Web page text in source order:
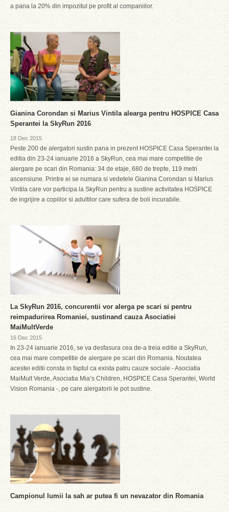
a pana la 20% din impozitul pe profit al companiilor.
Gianina Corondan si Marius Vintila alearga pentru HOSPICE Casa
Sperantei la SkyRun 2016
18 Dec 2015
Peste 200 de alergatori sustin pana in prezent HOSPICE Casa Sperantei la
editia din 23-24 ianuarie 2016 a SkyRun, cea mai mare competitie de
alergare pe scari din Romania: 34 de etaje, 680 de trepte, 119 metri
ascensiune. Printre ei se numara si vedetele Gianina Corondan si Marius
Vintila care vor participa la SkyRun pentru a sustine activitatea HOSPICE
de ingrijire a copiilor si adultilor care sufera de boli incurabile.
La SkyRun 2016, concurentii vor alerga pe scari si pentru
reimpadurirea Romaniei, sustinand cauza Asociatiei
MaiMultVerde
16 Dec 2015
In 23-24 ianuarie 2016, se va desfasura cea de-a treia editie a SkyRun,
cea mai mare competitie de alergare pe scari din Romania. Noutatea
acestei editii consta in faptul ca exista patru cauze sociale - Asociatia
MaiMult Verde, Asociatia Mia’s Children, HOSPICE Casa Sperantei, World
Vision Romania -, pe care alergatorii le pot sustine.
Campionul lumii la sah ar putea fi un nevazator din Romania